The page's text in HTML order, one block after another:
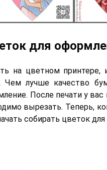
для
на цветном
Чем лучше качество
После печати у вас
вырезать. Теперь,
собирать цветок